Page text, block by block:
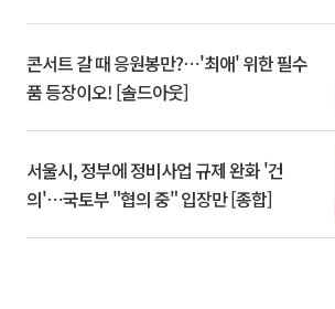
콘서트 갈 때 응원봉만?⋯'최애' 위한 필수
품 등장이오! [솔드아웃]
서울시, 정부에 정비사업 규제 완화 '건
의'⋯국토부 "협의 중" 입장만 [종합]